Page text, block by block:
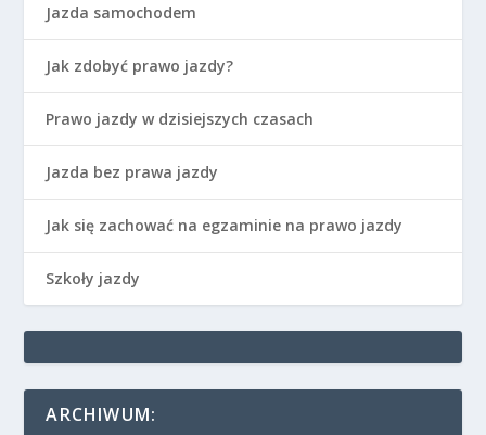
Jazda samochodem
Jak zdobyć prawo jazdy?
Prawo jazdy w dzisiejszych czasach
Jazda bez prawa jazdy
Jak się zachować na egzaminie na prawo jazdy
Szkoły jazdy
ARCHIWUM: